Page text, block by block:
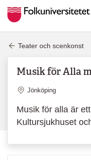
Teater och scenkonst
Musik för Alla
Plats
Jönköping
Musik för alla är
Kultursjukhuset